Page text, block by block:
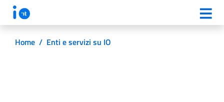
Home / Enti e servizi su IO